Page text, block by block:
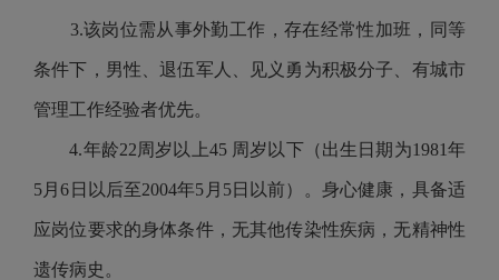
3.该岗位需从事外勤工作，存在经常性加班，同等
条件下，男性、退伍军人、见义勇为积极分子、有城市
管理工作经验者优先。
4.年龄22周岁以上45 周岁以下（出生日期为1981年
5月6日以后至2004年5月5日以前）。身心健康，具备适
应岗位要求的身体条件，无其他传染性疾病，无精神性
遗传病史。